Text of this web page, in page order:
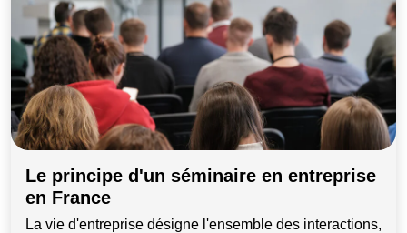
Le principe d'un séminaire en entreprise
en France
La vie d'entreprise désigne l'ensemble des interactions,